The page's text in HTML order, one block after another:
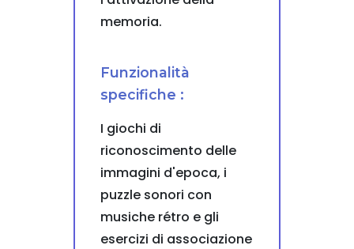
memoria.
Funzionalità
specifiche :
I giochi di
riconoscimento delle
immagini d'epoca, i
puzzle sonori con
musiche rétro e gli
esercizi di associazione